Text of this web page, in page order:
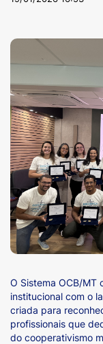
O Sistema OCB/MT
institucional com o
criada para
profissionais que
do cooperativismo